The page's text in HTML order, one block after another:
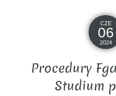
CZE
06
2024
Procedury
Studium